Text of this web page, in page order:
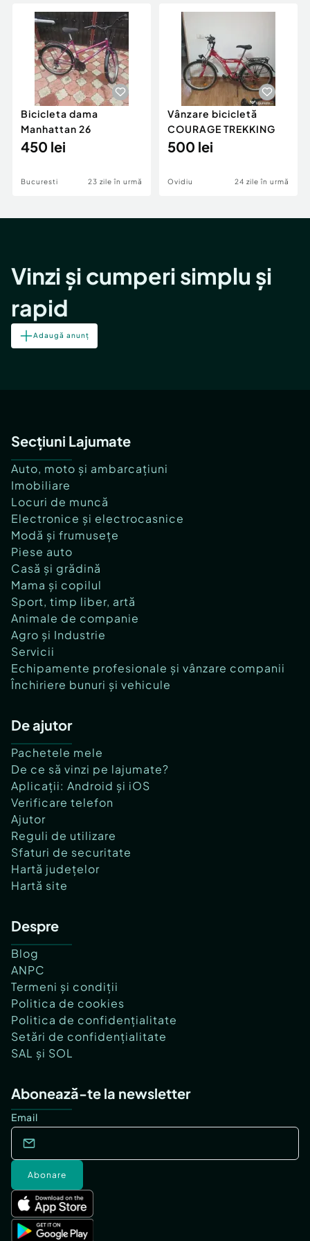
Servicii
Animale de companie
Afaceri și echipamente profesionale
Inchiriere Bunuri si Vehicule
Utilaje agricole si industriale
Piese auto si accesorii
Dacia Duster
Bicicleta dama
Manhattan 26
450 lei
Bucuresti 23 zile în urmă
Vânzare bicicletă
COURAGE TREKKING
500 lei
Ovidiu 24 zile în urmă
Vinzi și cumperi simplu și
rapid
Adaugă anunț
Secțiuni Lajumate
Auto, moto și ambarcațiuni
Imobiliare
Locuri de muncă
Electronice și electrocasnice
Modă și frumusețe
Piese auto
Casă și grădină
Mama și copilul
Sport, timp liber, artă
Animale de companie
Agro și Industrie
Servicii
Echipamente profesionale și vânzare companii
Închiriere bunuri și vehicule
De ajutor
Pachetele mele
De ce să vinzi pe lajumate?
Aplicații: Android și iOS
Verificare telefon
Ajutor
Reguli de utilizare
Sfaturi de securitate
Hartă județelor
Hartă site
Despre
Blog
ANPC
Termeni și condiții
Politica de cookies
Politica de confidențialitate
Setări de confidențialitate
SAL și SOL
Abonează-te la newsletter
Email
Abonare